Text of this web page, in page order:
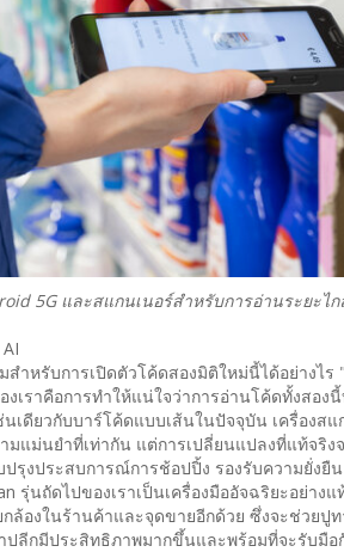
5G และสแกนเนอร์สำหรับการอ่านระยะไก
ำหรับการเปิดตัวโค้ดสองมิติใหม่นี้ได้อย่างไ
งเราคือการทำให้แน่ใจว่าการอ่านโค้ดทั้งส
นเดียวกับบาร์โค้ดแบบเส้นในปัจจุบัน เครื่อง
มแม่นยำที่เท่ากัน แต่การเปลี่ยนแปลงที่แท้จริ
รุงประสบการณ์การช้อปปิ้ง รองรับความยั่ง
รุ่นถัดไปของเราเป็นเครื่องมืออัจฉริยะอย่า
ล้องในร้านค้าและจุดขายอีกด้วย ซึ่งจะช่วย
ลีกมีประสิทธิภาพมากขึ้นและพร้อมที่จะรับมือ